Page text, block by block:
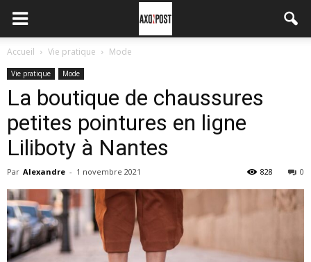
Accueil Vie pratique Mode
Vie pratique Mode
La boutique de chaussures
petites pointures en ligne
Liliboty à Nantes
Par Alexandre - 1 novembre 2021 0
828